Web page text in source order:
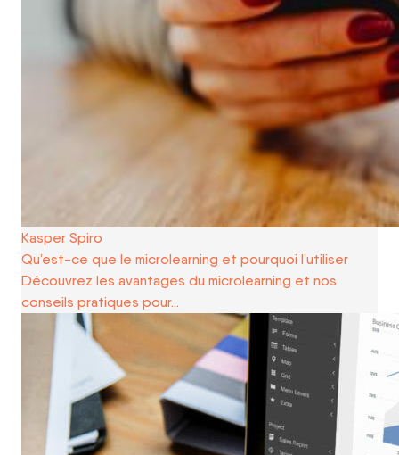
Kasper Spiro
Qu’est-ce que le microlearning et pourquoi l’utiliser
Découvrez les avantages du microlearning et nos
conseils pratiques pour…